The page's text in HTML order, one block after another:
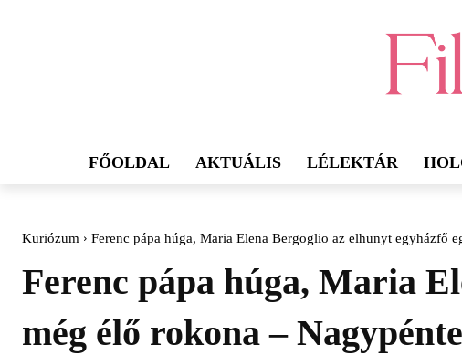
FŐOLDAL AKTUÁLIS LÉLEKTÁR
Kuriózum Ferenc pápa húga, Maria Elena Bergoglio az elhunyt egyházfő
Ferenc pápa húga, Maria
még élő rokona –